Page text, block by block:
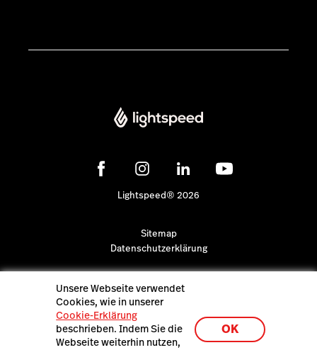
Lightspeed® 2026
Sitemap
Datenschutzerklärung
Unsere Webseite verwendet
Cookies, wie in unserer
Cookie-Erklärung
beschrieben. Indem Sie die
Webseite weiterhin nutzen,
OK